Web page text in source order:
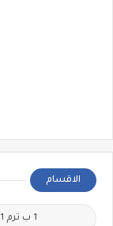
الاقسام
1 ب ترم 1